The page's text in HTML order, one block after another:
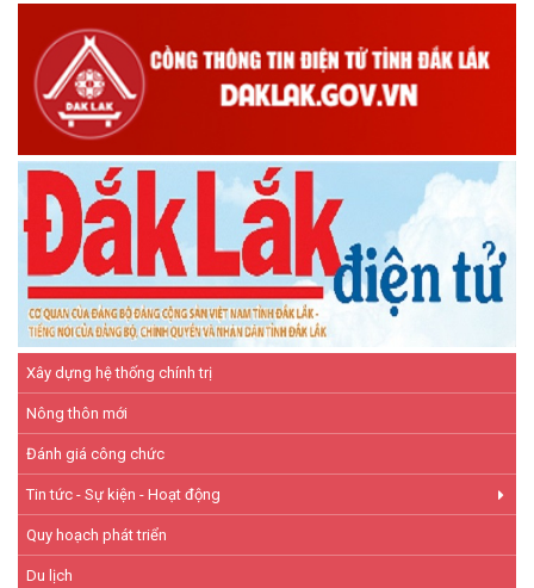
Xây dựng hệ thống chính trị
Nông thôn mới
Đánh giá công chức
Tin tức - Sự kiện - Hoạt động
Quy hoạch phát triển
Du lịch
Hội Cựu chiến binh xã Ea Kiết tăng cường công tác kiểm tra,
giám sát nhằm nâng cao chất lượng tín dụng chính sách
(26/11/2025)
Hiệu quả từ nguồn vốn vay Ngân hàng Chính sách xã hội giúp
các hộ nghèo, cận nghèo thoát nghèo
(20/10/2025)